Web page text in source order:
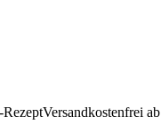
Versandkostenfrei